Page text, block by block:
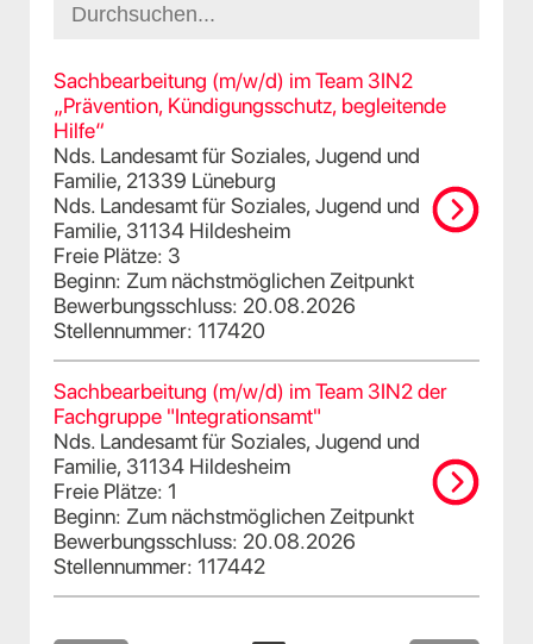
Sachbearbeitung (m/w/d) im Team 3IN2
„Prävention, Kündigungsschutz, begleitende
Hilfe“
Nds. Landesamt für Soziales, Jugend und
Familie, 21339 Lüneburg
Nds. Landesamt für Soziales, Jugend und
Familie, 31134 Hildesheim
Freie Plätze: 3
Beginn: Zum nächstmöglichen Zeitpunkt
Bewerbungsschluss: 20.08.2026
Stellennummer: 117420
Sachbearbeitung (m/w/d) im Team 3IN2 der
Fachgruppe "Integrationsamt"
Nds. Landesamt für Soziales, Jugend und
Familie, 31134 Hildesheim
Freie Plätze: 1
Beginn: Zum nächstmöglichen Zeitpunkt
Bewerbungsschluss: 20.08.2026
Stellennummer: 117442